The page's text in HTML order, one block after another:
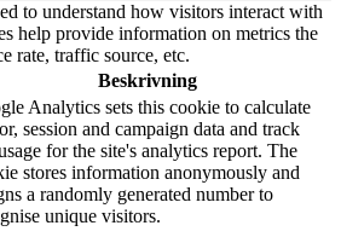
to understand how visitors interact with
help provide information on metrics the
rate, traffic source, etc.
Beskrivning
Analytics sets this cookie to calculate
session and campaign data and track
for the site's analytics report. The
stores information anonymously and
a randomly generated number to
unique visitors.